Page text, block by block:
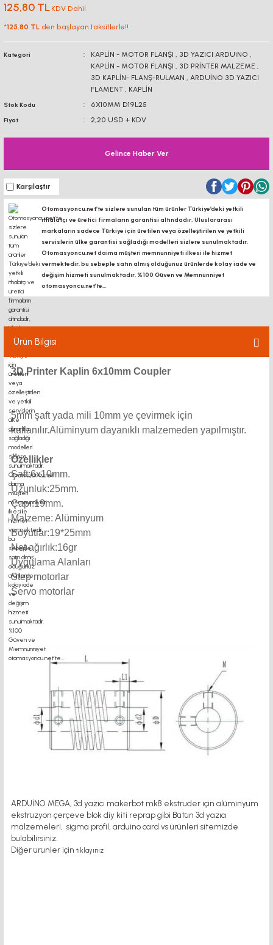
125,80 TL KDV Dahil
*125,80 TL den başlayan taksitlerle!!
Kategori KAPLİN - MOTOR FLANŞI , 3D YAZICI ARDUiNO ,
KAPLİN - MOTOR FLANŞI , 3D PRİNTER MALZEME ,
3D KAPLİN- FLANŞ-RULMAN , ARDUİNO 3D YAZICI
FLAMENT , KAPLİN
Stok Kodu 6X10MM D19L25
Fiyat 2,20 USD + KDV
Gelince Haber Ver
Karşılaştır
Otomasyoncu.net’te sizlere sunulan tüm ürünler Türkiye’deki yetkili
ithalatçı ve üretici firmaların garantisi altındadır, Uluslararası
markaların sadece Türkiye için üretilen veya özelleştirilen ve yetkili
servislerin ülke garantisi sağladığı modelleri sizlere sunulmaktadır.
Otomasyoncu.net daima müşteri memnunniyeti ilkesi ile hizmet
vermektedir. bu sebeple satın almış olduğunuz ürünlerde kolay iade ve
değişim hizmeti sunulmaktadır. %100 Güven ve Memnunniyet
otomasyoncu.net’te...
Ürün Bilgisi
3D Printer Kaplin 6x10mm Coupler
5mm şaft yada mili 10mm ye çevirmek için
kullanılır.Alüminyum dayanıklı malzemeden yapılmıştır.
Özellikler
Şaft:6x10mm.
Uzunluk:25mm.
Çapı:19mm.
Malzeme: Alüminyum
Boyutlar:19*25mm
Net ağırlık:16gr
Uygulama Alanları
Step motorlar
Servo motorlar
ARDUİNO MEGA, 3d yazıcı makerbot mk8 ekstruder için alüminyum
ekstrüzyon çerçeve blok diy kiti reprap gibi Bütün 3d yazıcı
malzemeleri, sigma profil, arduino card vs ürünleri sitemizde
bulabilirsiniz.
Diğer ürünler için tıklayınız